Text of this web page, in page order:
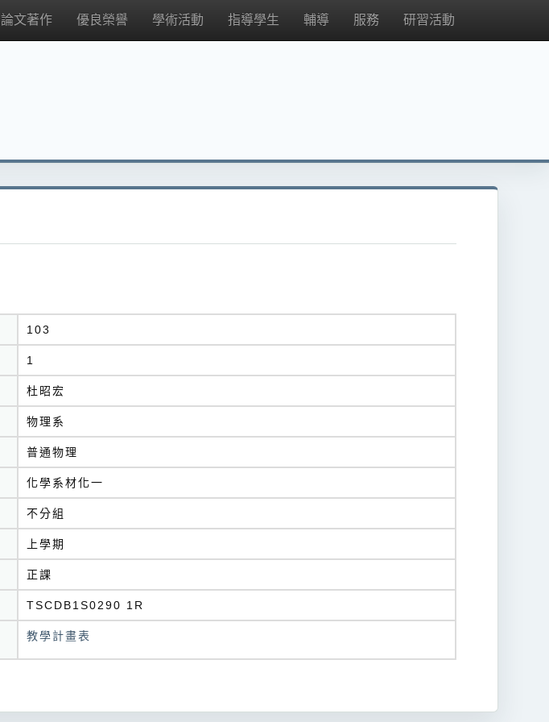
論文著作 優良榮譽 學術活動 指導學生 輔導 服務 研習活動
103
1
杜昭宏
物理系
普通物理
化學系材化一
不分組
上學期
正課
TSCDB1S0290 1R
教學計畫表